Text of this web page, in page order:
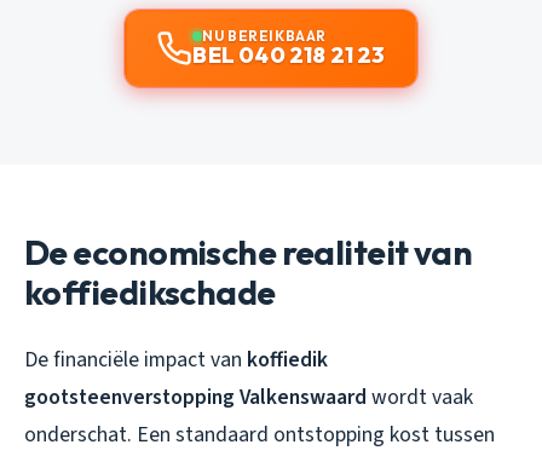
NU BEREIKBAAR
BEL 040 218 21 23
De economische realiteit van
koffiedikschade
De financiële impact van koffiedik
gootsteenverstopping Valkenswaard wordt vaak
onderschat. Een standaard ontstopping kost tussen